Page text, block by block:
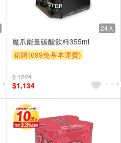
24入
魔爪能量碳酸飲料355ml
箱購(699免基本運費)
贈$200
$ 1224
$1,134